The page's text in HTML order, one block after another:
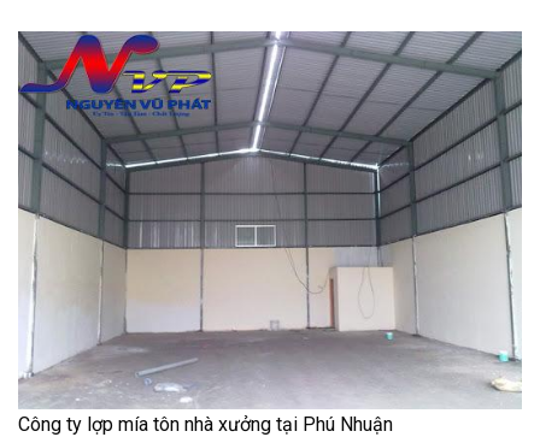
Công ty lợp mía tôn nhà xưởng tại Phú Nhuận